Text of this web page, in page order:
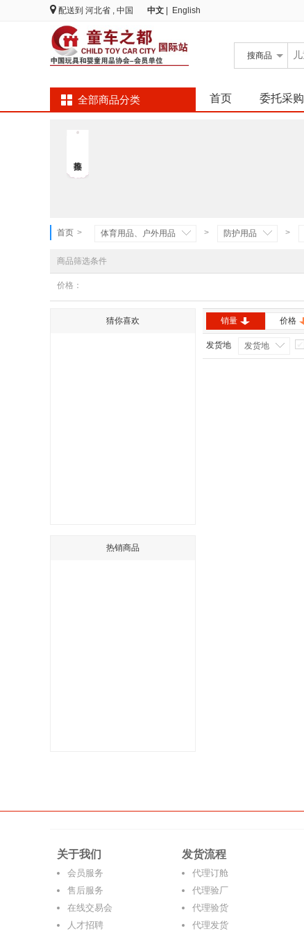
配送到 河北省 , 中国 中文 English
搜商品
全部商品分类 首页 委托采购
首页 > 体育用品、户外用品 > 防护用品 >
商品筛选条件
价格：
猜你喜欢
热销商品
销量 价格
发货地 发货地
关于我们
会员服务
售后服务
在线交易会
人才招聘
发货流程
代理订舱
代理验厂
代理验货
代理发货